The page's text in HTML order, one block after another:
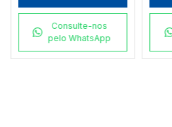
Consulte-nos
pelo WhatsApp